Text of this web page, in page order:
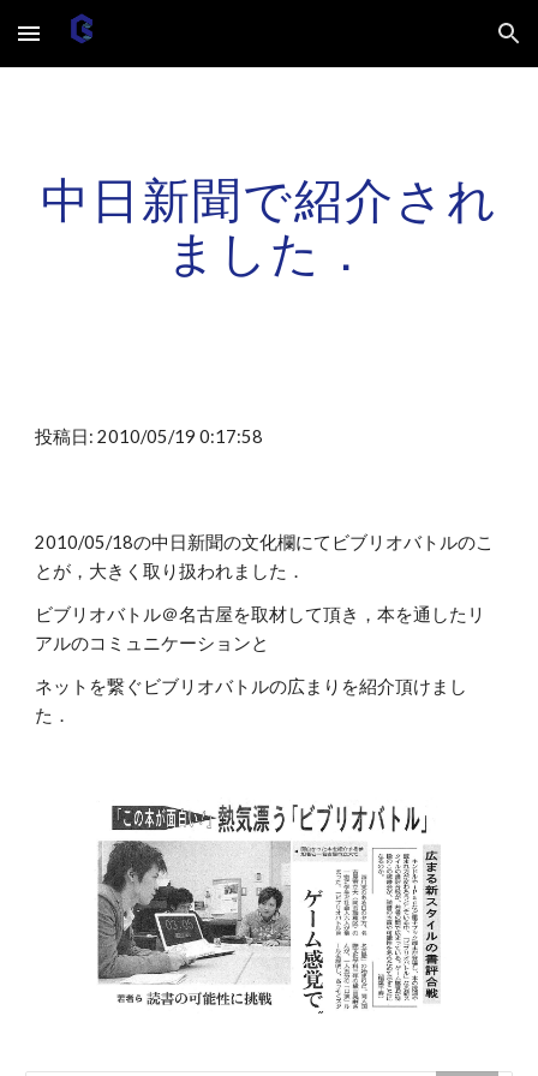
Skip to main content Skip to navigation
中日新聞で紹介され
ました．
投稿日: 2010/05/19 0:17:58
2010/05/18の中日新聞の文化欄にてビブリオバトルのこ
とが，大きく取り扱われました．
ビブリオバトル＠名古屋を取材して頂き，本を通したリ
アルのコミュニケーションと
ネットを繋ぐビブリオバトルの広まりを紹介頂けまし
た．